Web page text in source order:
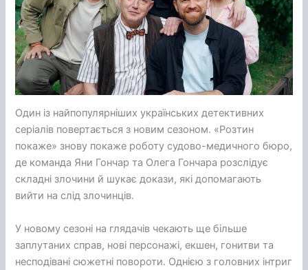
Один із найпопулярніших українських детективних
серіалів повертається з новим сезоном. «Розтин
покаже» знову покаже роботу судово-медичного бюро,
де команда Яни Гончар та Олега Гончара розслідує
складні злочини й шукає докази, які допомагають
вийти на слід злочинців.
У новому сезоні на глядачів чекають ще більше
заплутаних справ, нові персонажі, екшен, гонитви та
несподівані сюжетні повороти. Однією з головних інтриг